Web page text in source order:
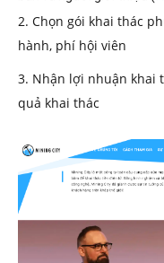
2. Chọn gói khai thác
hành, phí hội viên
3. Nhận lợi nhuận khai
quả khai thác